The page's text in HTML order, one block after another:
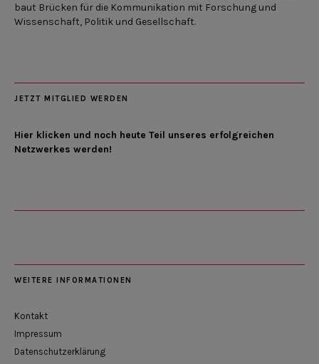
baut Brücken für die Kommunikation mit Forschung und
Wissenschaft, Politik und Gesellschaft.
JETZT MITGLIED WERDEN
Hier klicken und noch heute Teil unseres erfolgreichen
Netzwerkes werden!
WEITERE INFORMATIONEN
Kontakt
Impressum
Datenschutzerklärung